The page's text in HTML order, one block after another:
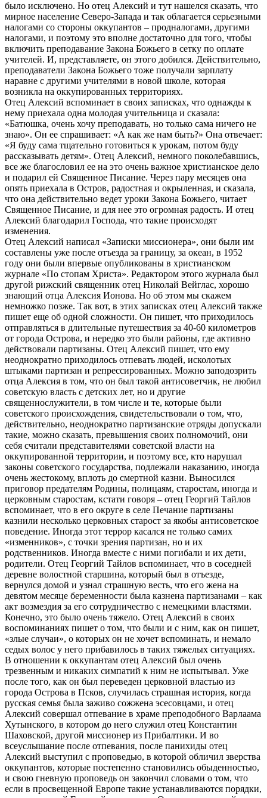
было исключено. Но отец Алексий и тут нашелся сказать, что
мирное население Северо-Запада и так облагается серьезными
налогами со стороны оккупантов – продналогами, другими
налогами, и поэтому это вполне достаточно для того, чтобы
включить преподавание Закона Божьего в сетку по оплате
учителей. И, представляете, он этого добился. Действительно,
преподаватели Закона Божьего тоже получали зарплату
наравне с другими учителями в новой школе, которая
возникла на оккупированных территориях.
Отец Алексий вспоминает в своих записках, что однажды к
нему приехала одна молодая учительница и сказала:
«Батюшка, очень хочу преподавать, но только сама ничего не
знаю». Он ее спрашивает: «А как же нам быть?» Она отвечает:
«Я буду сама тщательно готовиться к урокам, потом буду
рассказывать детям». Отец Алексий, немного поколебавшись,
все же благословил ее на это очень важное христианское дело
и подарил ей Священное Писание. Через пару месяцев она
опять приехала в Остров, радостная и окрыленная, и сказала,
что она действительно ведет уроки Закона Божьего, читает
Священное Писание, и для нее это огромная радость. И отец
Алексий благодарил Господа, что такие происходят
изменения.
Отец Алексий написал «Записки миссионера», они были им
составлены уже после отъезда за границу, за океан, в 1952
году они были впервые опубликованы в христианском
журнале «По стопам Христа». Редактором этого журнала был
другой рижский священник отец Николай Вейглас, хорошо
знающий отца Алексия Ионова. Но об этом мы скажем
немножко позже. Так вот, в этих записках отец Алексий также
пишет еще об одной сложности. Он пишет, что приходилось
отправляться в длительные путешествия за 40-60 километров
от города Острова, и нередко это были районы, где активно
действовали партизаны. Отец Алексий пишет, что ему
неоднократно приходилось отпевать людей, исколотых
штыками партизан и репрессированных. Можно заподозрить
отца Алексия в том, что он был такой антисоветчик, не любил
советскую власть с детских лет, но и другие
священнослужители, в том числе и те, которые были
советского происхождения, свидетельствовали о том, что,
действительно, неоднократно партизанские отряды допускали
такие, можно сказать, превышения своих полномочий, они
себя считали представителями советской власти на
оккупированной территории, и поэтому все, кто нарушал
законы советского государства, подлежали наказанию, иногда
очень жестокому, вплоть до смертной казни. Выносился
приговор предателям Родины, полицаям, старостам, иногда и
церковным старостам, кстати говоря – отец Георгий Тайлов
вспоминает, что в его округе в селе Печание партизаны
казнили несколько церковных старост за якобы антисоветское
поведение. Иногда этот террор касался не только самих
«изменников», с точки зрения партизан, но и их
родственников. Иногда вместе с ними погибали и их дети,
родители. Отец Георгий Тайлов вспоминает, что в соседней
деревне волостной старшина, который был в отъезде,
вернулся домой и узнал страшную весть, что его жена на
девятом месяце беременности была казнена партизанами – как
акт возмездия за его сотрудничество с немецкими властями.
Конечно, это было очень тяжело. Отец Алексий в своих
воспоминаниях пишет о том, что были и с ним, как он пишет,
«злые случаи», о которых он не хочет вспоминать, и немало
седых волос у него прибавилось в таких тяжелых ситуациях.
В отношении к оккупантам отец Алексий был очень
трезвенным и никаких симпатий к ним не испытывал. Уже
после того, как он был переведен церковной властью из
города Острова в Псков, случилась страшная история, когда
русская семья была заживо сожжена эсесовцами, и отец
Алексий совершал отпевание в храме преподобного Варлаама
Хутынского, в котором до него служил отец Константин
Шаховской, другой миссионер из Прибалтики. И во
всеуслышание после отпевания, после панихиды отец
Алексий выступил с проповедью, в которой обличил зверства
оккупантов, которые постепенно становились обыденностью,
и свою гневную проповедь он закончил словами о том, что
если в просвещенной Европе такие устанавливаются порядки,